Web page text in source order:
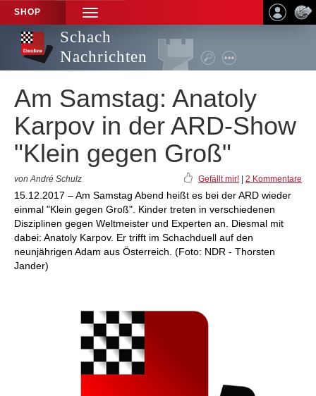
SHOP
TOGGLE
NAVIGATION
Schach
Nachrichten
Am Samstag: Anatoly
Karpov in der ARD-Show
"Klein gegen Groß"
von André Schulz Gefällt mir! 2 Kommentare
15.12.2017 – Am Samstag Abend heißt es bei der ARD wieder
einmal "Klein gegen Groß". Kinder treten in verschiedenen
Disziplinen gegen Weltmeister und Experten an. Diesmal mit
dabei: Anatoly Karpov. Er trifft im Schachduell auf den
neunjährigen Adam aus Österreich. (Foto: NDR - Thorsten
Jander)